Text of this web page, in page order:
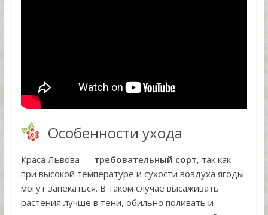
Особенности ухода
Краса Львова — требовательный сорт, так как
при высокой температуре и сухости воздуха ягоды
могут запекаться. В таком случае высаживать
растения лучше в тени, обильно поливать и